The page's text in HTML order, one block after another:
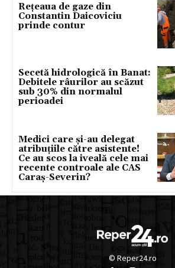
Rețeaua de gaze din
Constantin Daicoviciu
prinde contur
Secetă hidrologică în Banat:
Debitele râurilor au scăzut
sub 30% din normalul
perioadei
Medici care și-au delegat
atribuțiile către asistente!
Ce au scos la iveală cele mai
recente controale ale CAS
Caraș-Severin?
© Reper24.ro